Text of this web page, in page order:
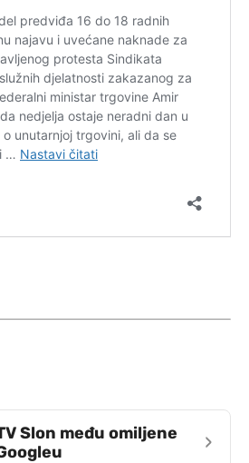
Slon među omiljene
›